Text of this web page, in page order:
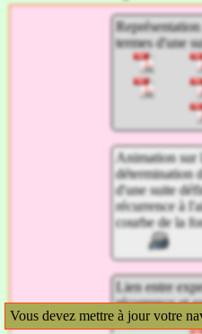
termes d'une
Animation sur
détermination
d'une suite
récurrence à
courbe de la
Lien entre
récurrence et
explicite
Vous devez mettre à jour votre